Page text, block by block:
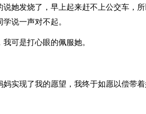
她发烧了，早上起来赶不上公交车，
说一声对不起。
可是打心眼的佩服她。
实现了我的愿望，我终于如愿以偿带